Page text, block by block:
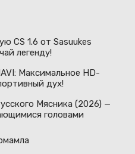
CS 1.6 от Sasuukes
легенду!
Максимальное HD-
дух!
Мясника (2026) —
головами